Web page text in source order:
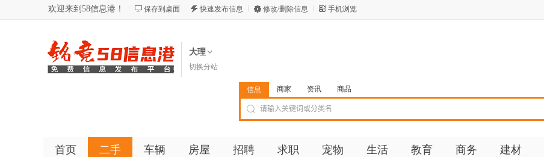
欢迎来到58信息港！ 保存到桌面 快速发布信息 修改/删除信息 手机浏览
大理
切换分站
信息 商家 资讯 商品
首页 二手 车辆 房屋 招聘 求职 宠物 生活 教育 商务 建材